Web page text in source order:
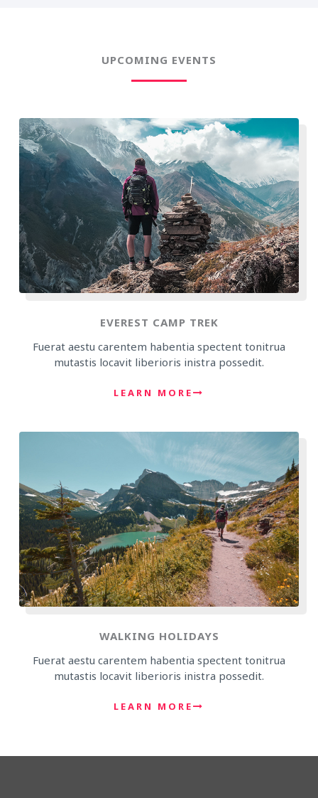
UPCOMING EVENTS
EVEREST CAMP TREK
Fuerat aestu carentem habentia spectent tonitrua
mutastis locavit liberioris inistra possedit.
LEARN MORE
WALKING HOLIDAYS
Fuerat aestu carentem habentia spectent tonitrua
mutastis locavit liberioris inistra possedit.
LEARN MORE